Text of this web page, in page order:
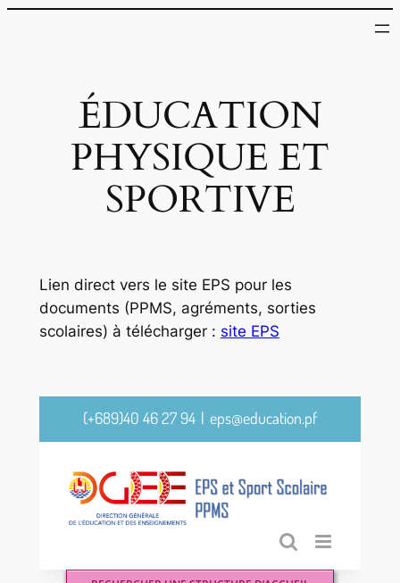
ÉDUCATION
PHYSIQUE ET
SPORTIVE
Lien direct vers le site EPS pour les
documents (PPMS, agréments, sorties
scolaires) à télécharger : site EPS